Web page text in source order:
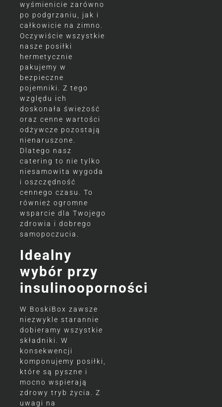
wyśmienicie zarówno
po podgrzaniu, jak i
całkowicie na zimno.
Oczywiście wszystkie
nasze posiłki
hermetycznie
pakujemy w
bezpieczne
pojemniki. Z tego
względu ich
doskonała świeżość
oraz cenne wartości
odżywcze pozostają
nienaruszone.
Dlatego nasz
catering to nie tylko
niesamowita wygoda
i oszczędność
cennego czasu. To
również ogromne
wsparcie dla Twojego
zdrowia i dobrego
samopoczucia.
Idealny
wybór przy
insulinooporności
W BoskiBox zawsze
niezwykle starannie
dobieramy wszystkie
składniki. W
konsekwencji
komponujemy posiłki,
które są pyszne i
mocno wspierają
zdrowy tryb życia. Z
uwagi na